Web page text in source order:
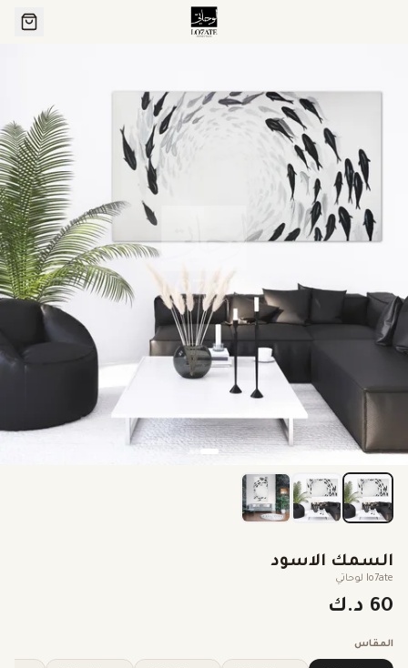
السمك الاسود
lo7ate لوحاتي
60 د.ك
المقاس